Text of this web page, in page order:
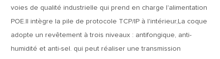
voies de qualité industrielle qui prend en charge l'alimentation
POE.Il intègre la pile de protocole TCP/IP à l'intérieur,La coque
adopte un revêtement à trois niveaux : antifongique, anti-
humidité et anti-sel. qui peut réaliser une transmission